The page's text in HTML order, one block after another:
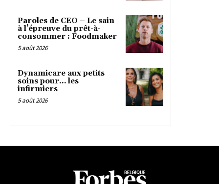
Paroles de CEO – Le sain
à l’épreuve du prêt-à-
consommer : Foodmaker
5 août 2026
Dynamicare aux petits
soins pour… les
infirmiers
5 août 2026